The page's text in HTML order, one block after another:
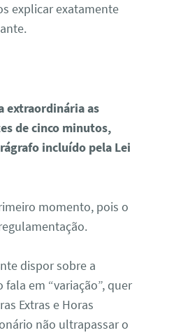
explicar exatamente
extraordinária as
de cinco minutos,
incluído pela Lei
momento, pois o
dispor sobre a
em “variação”, quer
Extras e Horas
não ultrapassar o